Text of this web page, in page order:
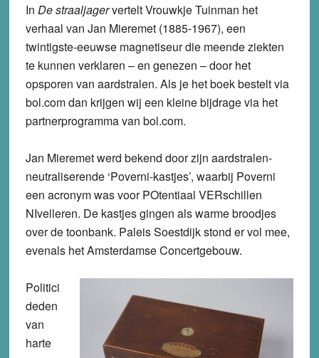
In De straaljagervertelt Vrouwkje Tuinman het
verhaal van Jan Mieremet (1885-1967), een
twintigste-eeuwse magnetiseur die meende ziekten
te kunnen verklaren – en genezen – door het
opsporen van aardstralen. Als je het boek bestelt via
bol.com dan krijgen wij een kleine bijdrage via het
partnerprogramma van bol.com.
Jan Mieremet werd bekend door zijn aardstralen-
neutraliserende ‘Poverni-kastjes’, waarbij Poverni
een acronym was voor POtentiaal VERschillen
NIvelleren. De kastjes gingen als warme broodjes
over de toonbank. Paleis Soestdijk stond er vol mee,
evenals het Amsterdamse Concertgebouw.
Politici
deden
van
harte